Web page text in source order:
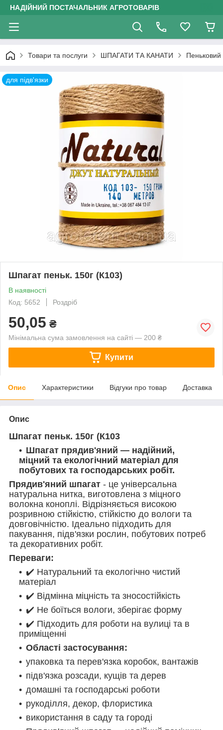
НАДІЙНИЙ ПОСТАЧАЛЬНИК АГРОТОВАРІВ
Товари та послуги ШПАГАТИ ТА КАНАТИ Пеньковий
для підв'язки
Шпагат пеньк. 150г (К103)
В наявності
Код: 5652
Роздріб
50,05 ₴
Мінімальна сума замовлення на сайті — 200 ₴
Купити
Опис Характеристики Відгуки про товар Доставка
Опис
Шпагат пеньк. 150г (К103
Шпагат прядив'яний — надійний,
міцний та екологічний матеріал для
побутових та господарських робіт.
Прядив'яний шпагат - це універсальна
натуральна нитка, виготовлена ​​з міцного
волокна коноплі. Відрізняється високою
розривною стійкістю, стійкістю до вологи та
довговічністю. Ідеально підходить для
пакування, підв'язки рослин, побутових потреб
та декоративних робіт.
Переваги:
✔️ Натуральний та екологічно чистий
матеріал
✔️ Відмінна міцність та зносостійкість
✔️ Не боїться вологи, зберігає форму
✔️ Підходить для роботи на вулиці та в
приміщенні
Області застосування:
упаковка та перев'язка коробок, вантажів
підв'язка розсади, кущів та дерев
домашні та господарські роботи
рукоділля, декор, флористика
використання в саду та городі